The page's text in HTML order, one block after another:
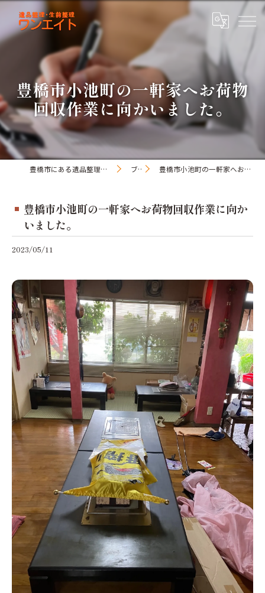
豊橋市小池町の一軒家へお荷物
回収作業に向かいました。
豊橋市にある遺品整理・生前整理のワンオアエイト ブログ 豊橋市小池町の一軒家へお荷物回収作業に向かいました。
豊橋市小池町の一軒家へお荷物回収作業に向か
いました。
2023/05/11